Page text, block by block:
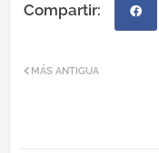
MÁS ANTIGUA